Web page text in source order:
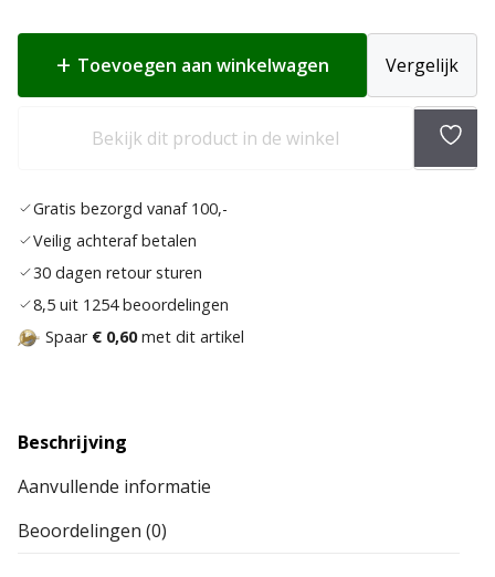
Toevoegen aan winkelwagen Vergelijk
Bekijk dit product in de winkel
Gratis bezorgd vanaf 100,-
Veilig achteraf betalen
30 dagen retour sturen
8,5 uit 1254 beoordelingen
Spaar € 0,60met dit artikel
Beschrijving
Aanvullende informatie
Beoordelingen (0)